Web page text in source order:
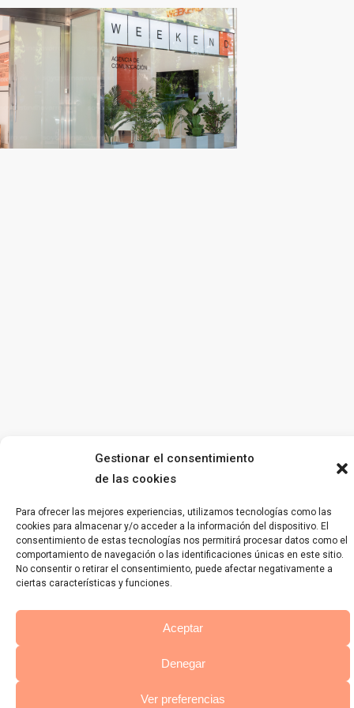
Gestionar el consentimiento
de las cookies
Para ofrecer las mejores experiencias, utilizamos tecnologías como las
cookies para almacenar y/o acceder a la información del dispositivo. El
consentimiento de estas tecnologías nos permitirá procesar datos como el
comportamiento de navegación o las identificaciones únicas en este sitio.
No consentir o retirar el consentimiento, puede afectar negativamente a
ciertas características y funciones.
Aceptar
Denegar
Ver preferencias